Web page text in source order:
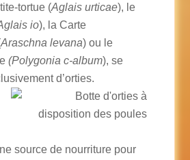
tortue (Aglais urticae), le
io), la Carte
Araschna levana) ou le
(Polygonia c-album), se
d’orties.
source de nourriture pour